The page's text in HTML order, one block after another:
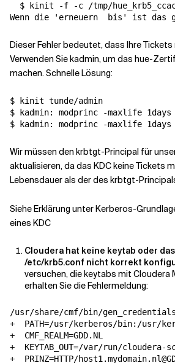
$ kinit -f -c /tmp/
Wenn die ' erneuern bis ' ist das
Dieser Fehler bedeutet, dass Ihre
Verwenden Sie kadmin, um das hue-
machen. Schnelle Lösung:
$ kinit tunde/admin
$ kadmin: modprinc -maxlife 1days
Wir müssen den krbtgt-Principal für
aktualisieren, da das KDC keine Tickets
Lebensdauer als der des krbtgt-
Siehe Erklärung unter Kerberos-
eines KDC
Cloudera hat keine keytab oder
/etc/krb5.conf nicht korrekt
versuchen, die keytabs mit Cloudera
erhalten Sie die Fehlermeldung:
/usr/share/cmf/bin/
+ PATH=/usr/kerberos/bin:/usr/
+ CMF_REALM=GDD.NL
+ KEYTAB_OUT=/var/run/cloudera-
+ PRINZ=HTTP/